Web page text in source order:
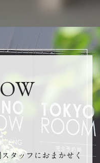
タッフにおまかせく